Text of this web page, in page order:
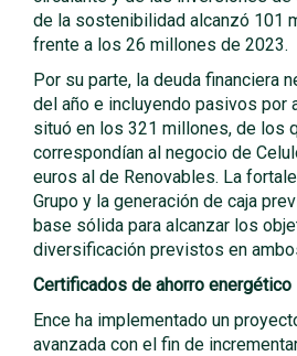
de la sostenibilidad alcanzó 101
frente a los 26 millones de 2023.
Por su parte, la deuda financiera
del año e incluyendo pasivos por
situó en los 321 millones, de los
correspondían al negocio de
euros al de Renovables. La
Grupo y la generación de caja
base sólida para alcanzar los
diversificación previstos en
Certificados de ahorro energético
Ence ha implementado un
avanzada con el fin de